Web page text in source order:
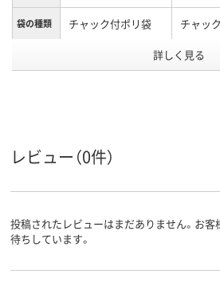
袋の種類 チャック付ポリ袋 チャッ
商品環境
詳しく見る
レビュー（0件）
投稿されたレビューはまだありません。お
待ちしています。